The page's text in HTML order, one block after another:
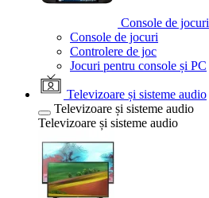
Console de jocuri
Console de jocuri
Controlere de joc
Jocuri pentru console și PC
Televizoare și sisteme audio
Televizoare și sisteme audio
Televizoare și sisteme audio